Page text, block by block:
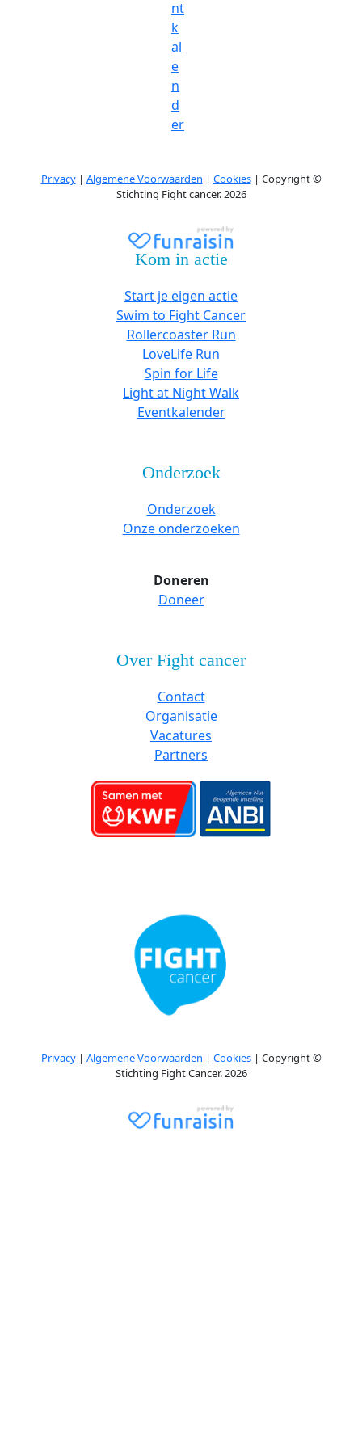
nt
k
al
e
n
d
er
Privacy| Algemene Voorwaarden | Cookies| Copyright ©
Stichting Fight cancer. 2026
Kom in actie
Start je eigen actie
Swim to Fight Cancer
Rollercoaster Run
LoveLife Run
Spin for Life
Light at Night Walk
Eventkalender
Onderzoek
Onderzoek
Onze onderzoeken
Doneren
Doneer
Over Fight cancer
Contact
Organisatie
Vacatures
Partners
Privacy| Algemene Voorwaarden | Cookies| Copyright ©
Stichting Fight Cancer. 2026